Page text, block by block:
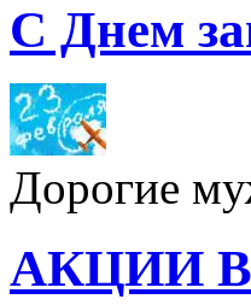
С Днем
Дорогие
АКЦИИ